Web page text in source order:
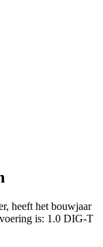
heeft het bouwjaar
is: 1.0 DIG-T